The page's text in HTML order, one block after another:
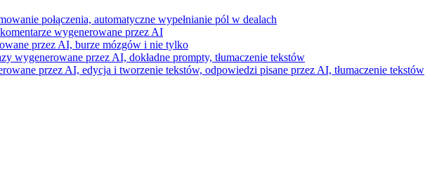
połączenia, automatyczne wypełnianie pól w dealach
wygenerowane przez AI
przez AI, burze mózgów i nie tylko
wygenerowane przez AI, dokładne prompty, tłumaczenie tekstów
przez AI, edycja i tworzenie tekstów, odpowiedzi pisane przez AI, tłumaczenie tekstów